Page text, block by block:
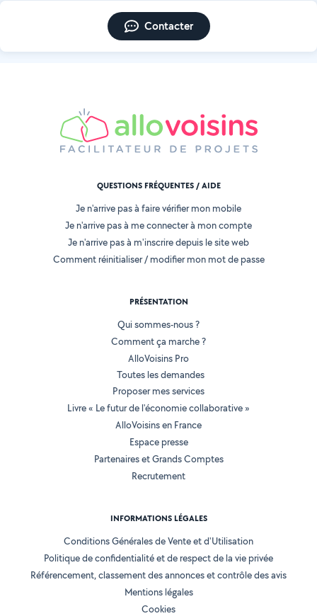
Contacter
QUESTIONS FRÉQUENTES / AIDE
Je n'arrive pas à faire vérifier mon mobile
Je n'arrive pas à me connecter à mon compte
Je n'arrive pas à m'inscrire depuis le site web
Comment réinitialiser / modifier mon mot de passe
PRÉSENTATION
Qui sommes-nous ?
Comment ça marche ?
AlloVoisins Pro
Toutes les demandes
Proposer mes services
Livre « Le futur de l'économie collaborative »
AlloVoisins en France
Espace presse
Partenaires et Grands Comptes
Recrutement
INFORMATIONS LÉGALES
Conditions Générales de Vente et d'Utilisation
Politique de confidentialité et de respect de la vie privée
Référencement, classement des annonces et contrôle des avis
Mentions légales
Cookies